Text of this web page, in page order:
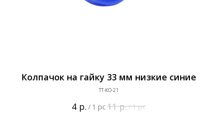
Колпачок на гайку 33 мм низкие синие
ТТ-КО-21
4 р. / 1 pc11 р./1 pc